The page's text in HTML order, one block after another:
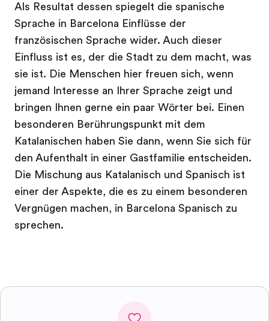
Als Resultat dessen spiegelt die spanische
Sprache in Barcelona Einflüsse der
französischen Sprache wider. Auch dieser
Einfluss ist es, der die Stadt zu dem macht, was
sie ist. Die Menschen hier freuen sich, wenn
jemand Interesse an Ihrer Sprache zeigt und
bringen Ihnen gerne ein paar Wörter bei. Einen
besonderen Berührungspunkt mit dem
Katalanischen haben Sie dann, wenn Sie sich für
den Aufenthalt in einer Gastfamilie entscheiden.
Die Mischung aus Katalanisch und Spanisch ist
einer der Aspekte, die es zu einem besonderen
Vergnügen machen, in Barcelona Spanisch zu
sprechen.